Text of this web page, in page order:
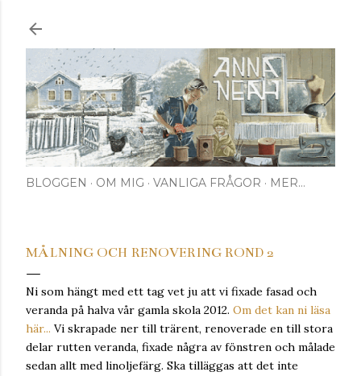
BLOGGEN OM MIG VANLIGA FRÅGOR MER…
MÅLNING OCH RENOVERING ROND 2
Ni som hängt med ett tag vet ju att vi fixade fasad och
veranda på halva vår gamla skola 2012. Om det kan ni läsa
här... Vi skrapade ner till trärent, renoverade en till stora
delar rutten veranda, fixade några av fönstren och målade
sedan allt med linoljefärg. Ska tilläggas att det inte